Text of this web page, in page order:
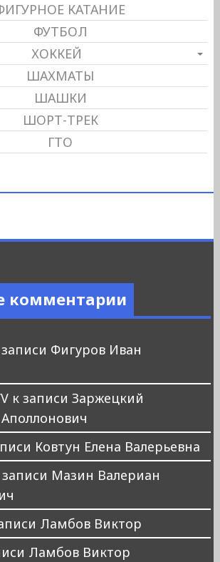
КАТАНИЕ
ФУТБОЛ
ХОККЕЙ
ШАХМАТЫ
ШАШКИ
ШОРТ-ТРЕК
ГТО
комментарии
Фигуров Иван
к записи Заржецкий
Ковтун Елена Валерьевна
записи Мазин Валериан
Ламбов Виктор
Ламбов Виктор